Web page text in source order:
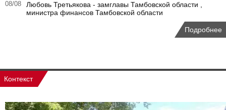
08/08
Любовь Третьякова - замглавы Тамбовской области ,
министра финансов Тамбовской области
Подробнее
Контекст